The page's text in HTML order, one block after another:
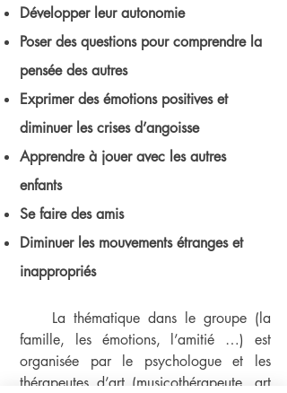
Développer leur autonomie
Poser des questions pour comprendre la
pensée des autres
Exprimer des émotions positives et
diminuer les crises d’angoisse
Apprendre à jouer avec les autres
enfants
Se faire des amis
Diminuer les mouvements étranges et
inappropriés
La thématique dans le groupe (la
famille, les émotions, l’amitié …) est
organisée par le psychologue et les
thérapeutes d’art (musicothérapeute, art